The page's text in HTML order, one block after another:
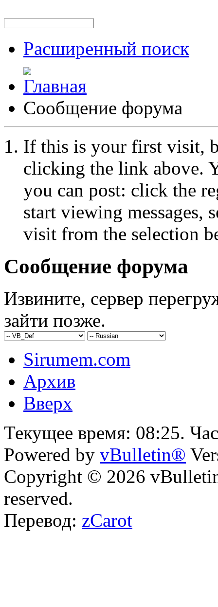
Расширенный поиск
Сообщение форума
If this is your first visit,
clicking the link above.
you can post: click the
start viewing messages,
visit from the selection
Сообщение форума
Извините, сервер
зайти позже.
Sirumem.com
Архив
Вверх
Текущее время: 08:25.
Powered by vBulletin®
Copyright © 2026
reserved.
Перевод: zCarot